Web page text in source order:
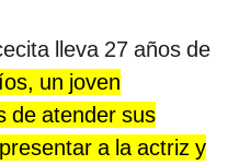
lleva 27 años de
un joven
de atender sus
a la actriz y